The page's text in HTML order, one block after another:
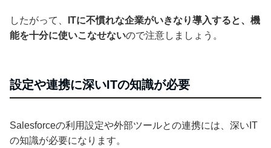
したがって、
ITに不慣れな企業がいきなり導入すると、機
能を十分に使いこなせないので注意しましょう。
設定や連携に深いITの知識が必要
Salesforceの利用設定や外部ツールとの連携には、深いIT
の知識が必要になります。